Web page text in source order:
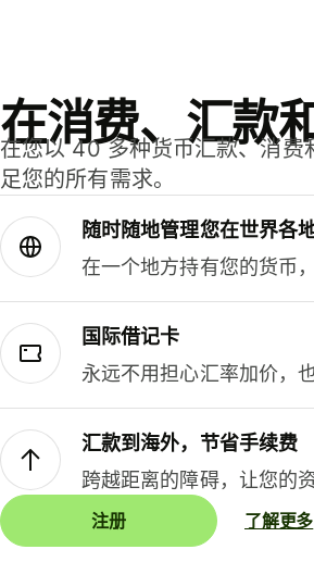
在消费、汇款
在您以 40 多种货币汇款、消费
足您的所有需求。
随时随地管理您在世界各
在一个地方持有您的货币
国际借记卡
永远不用担心汇率加价，
汇款到海外，节省手续费
跨越距离的障碍，让您的
注册 了解更多